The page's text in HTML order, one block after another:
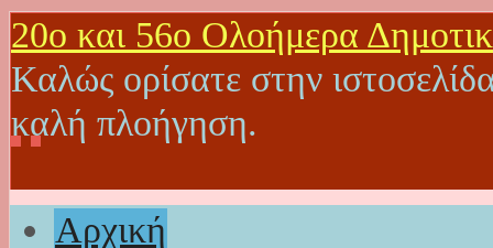
20o και 56ο Ολοήμερα
Καλώς ορίσατε στην
καλή πλοήγηση.
Αρχική